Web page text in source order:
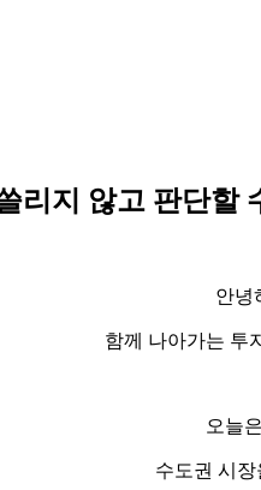
리지 않고 판단할
안녕
함께 나아가는 투
오늘
수도권 시장